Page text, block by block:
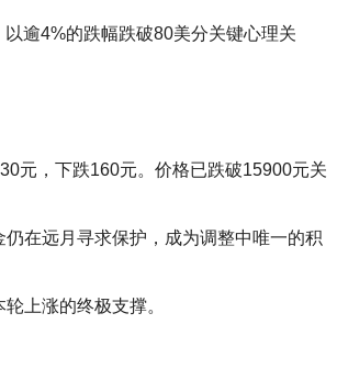
逾4%的跌幅跌破80美分关键心理关
元，下跌160元。价格已跌破15900元关
在远月寻求保护，成为调整中唯一的积
上涨的终极支撑。